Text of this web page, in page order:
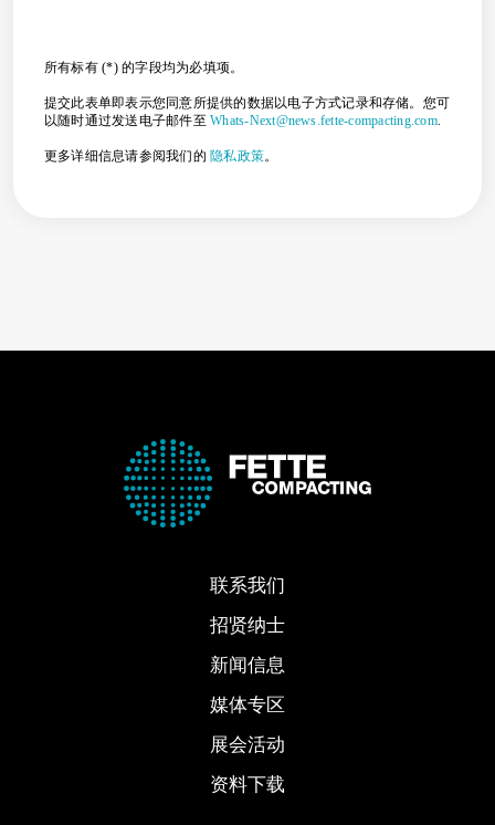
所有标有 (*) 的字段均为必填项。
提交此表单即表示您同意所提供的数据以电子方式记录和存储。您可
以随时通过发送电子邮件至Whats-Next@news.fette-compacting.com.
更多详细信息请参阅我们的 隐私政策。
联系我们
招贤纳士
新闻信息
媒体专区
展会活动
资料下载